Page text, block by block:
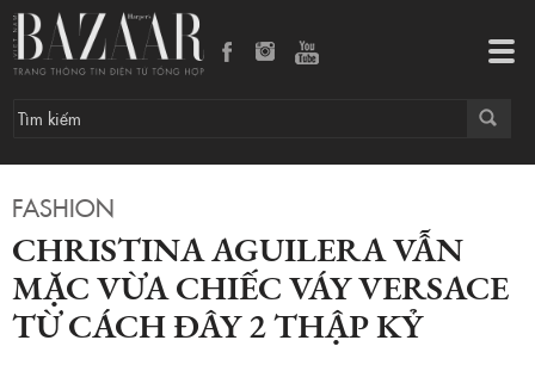
FASHION
CHRISTINA AGUILERA VẪN
MẶC VỪA CHIẾC VÁY VERSACE
TỪ CÁCH ĐÂY 2 THẬP KỶ